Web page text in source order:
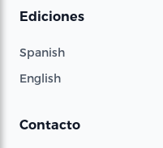
Ediciones
Spanish
English
Contacto